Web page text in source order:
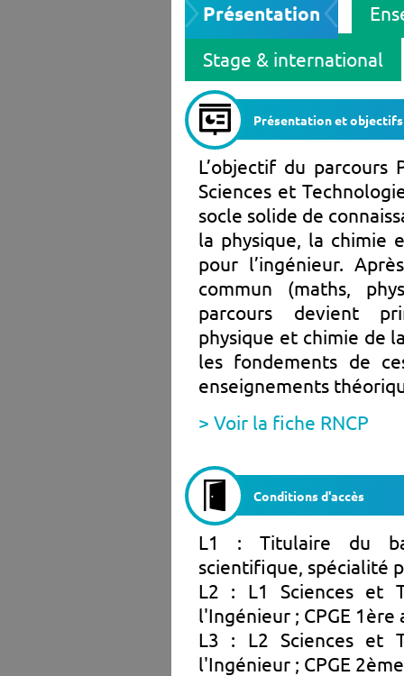
Présentation
Stage & international
Présentation et objectifs
L’objectif du parcours
Sciences et
socle solide de
la physique, la chimie
pour l’ingénieur.
commun (maths,
parcours devient
physique et chimie de
les fondements de
enseignements
> Voir la fiche RNCP
Conditions d'accès
L1 : Titulaire du
scientifique, spécialité
L2 : L1 Sciences et
l'Ingénieur ; CPGE 1ère
L3 : L2 Sciences et
l'Ingénieur ; CPGE